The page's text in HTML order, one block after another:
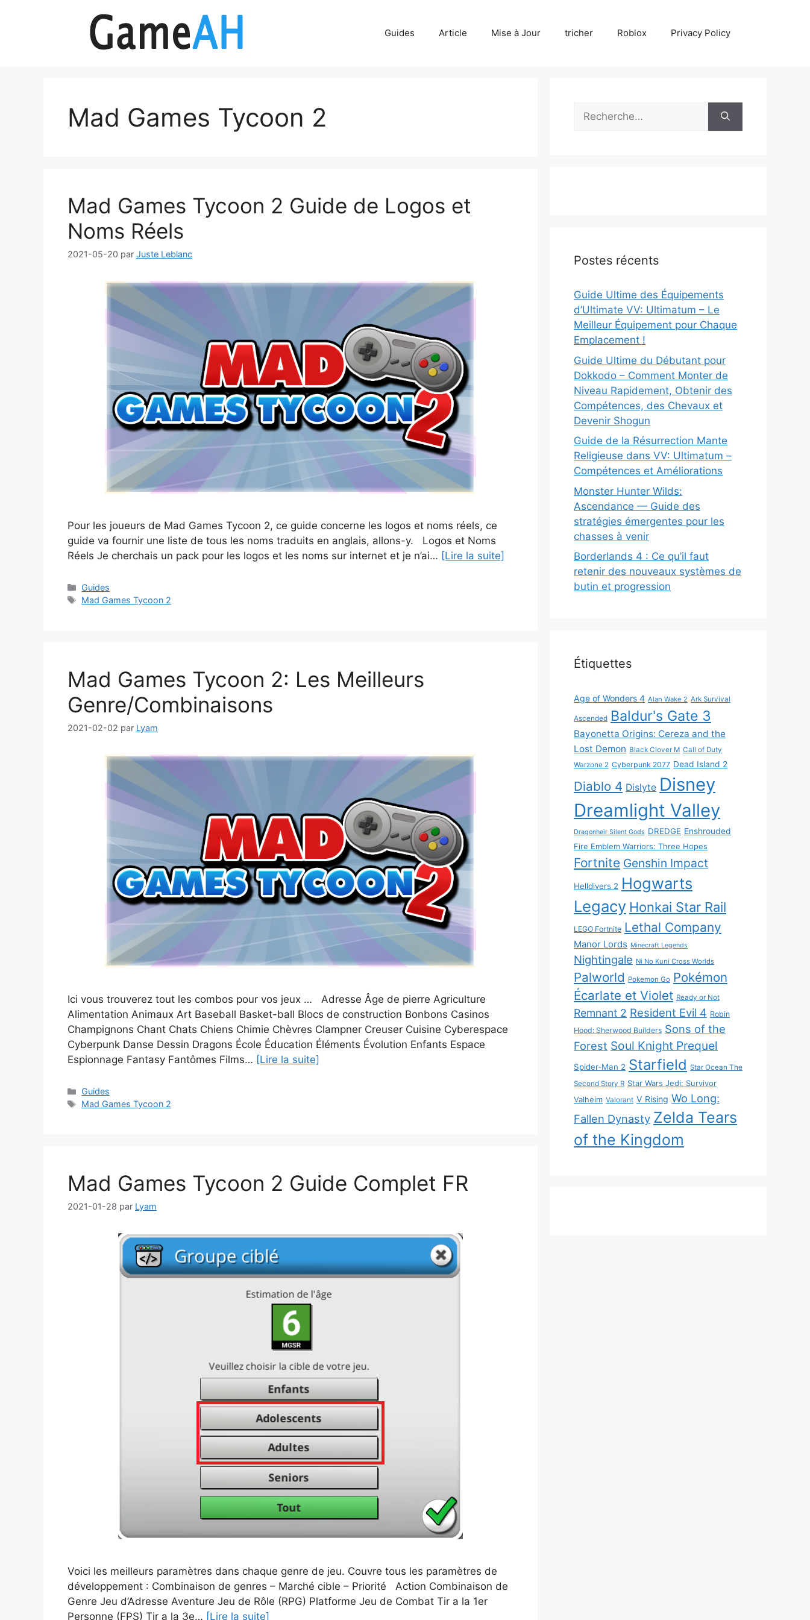
Guides Article Mise à Jour tricher Roblox Privacy Policy
Mad Games Tycoon 2
Mad Games Tycoon 2 Guide de Logos et
Noms Réels
2021-05-20 par Juste Leblanc
Pour les joueurs de Mad Games Tycoon 2, ce guide concerne les logos et noms réels, ce
guide va fournir une liste de tous les noms traduits en anglais, allons-y. Logos et Noms
Réels Je cherchais un pack pour les logos et les noms sur internet et je n’ai… [Lire la suite]
Catégories
Guides
Étiquettes
Mad Games Tycoon 2
Mad Games Tycoon 2: Les Meilleurs
Genre/Combinaisons
2021-02-02 par Lyam
Ici vous trouverez tout les combos pour vos jeux … Adresse Âge de pierre Agriculture
Alimentation Animaux Art Baseball Basket-ball Blocs de construction Bonbons Casinos
Champignons Chant Chats Chiens Chimie Chèvres Clampner Creuser Cuisine Cyberespace
Cyberpunk Danse Dessin Dragons École Éducation Éléments Évolution Enfants Espace
Espionnage Fantasy Fantômes Films… [Lire la suite]
Catégories
Guides
Étiquettes
Mad Games Tycoon 2
Mad Games Tycoon 2 Guide Complet FR
2021-01-28 par Lyam
Voici les meilleurs paramètres dans chaque genre de jeu. Couvre tous les paramètres de
développement : Combinaison de genres – Marché cible – Priorité Action Combinaison de
Genre Jeu d’Adresse Aventure Jeu de Rôle (RPG) Platforme Jeu de Combat Tir a la 1er
Personne (FPS) Tir a la 3e… [Lire la suite]
Rechercher :
Postes récents
Guide Ultime des Équipements
d’Ultimate VV: Ultimatum – Le
Meilleur Équipement pour Chaque
Emplacement !
Guide Ultime du Débutant pour
Dokkodo – Comment Monter de
Niveau Rapidement, Obtenir des
Compétences, des Chevaux et
Devenir Shogun
Guide de la Résurrection Mante
Religieuse dans VV: Ultimatum –
Compétences et Améliorations
Monster Hunter Wilds:
Ascendance — Guide des
stratégies émergentes pour les
chasses à venir
Borderlands 4 : Ce qu’il faut
retenir des nouveaux systèmes de
butin et progression
Étiquettes
Age of Wonders 4 Alan Wake 2 Ark Survival
Ascended Baldur's Gate 3
Bayonetta Origins: Cereza and the
Lost Demon Black Clover M Call of Duty
Warzone 2 Cyberpunk 2077 Dead Island 2
Diablo 4 Dislyte Disney
Dreamlight Valley
Dragonheir Silent Gods DREDGE Enshrouded
Fire Emblem Warriors: Three Hopes
Fortnite Genshin Impact
Helldivers 2 Hogwarts
Legacy Honkai Star Rail
LEGO Fortnite Lethal Company
Manor Lords Minecraft Legends
Nightingale Ni No Kuni Cross Worlds
Palworld Pokemon Go Pokémon
Écarlate et Violet Ready or Not
Remnant 2 Resident Evil 4 Robin
Hood: Sherwood Builders Sons of the
Forest Soul Knight Prequel
Spider-Man 2 Starfield Star Ocean The
Second Story R Star Wars Jedi: Survivor
Valheim Valorant V Rising Wo Long:
Fallen Dynasty Zelda Tears
of the Kingdom